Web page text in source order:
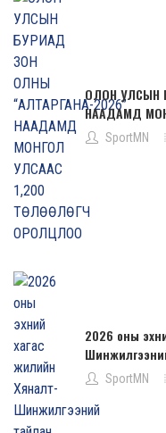
ОЛОН УЛСЫН
НААДАМД
SportMN
2026 оны
SportMN